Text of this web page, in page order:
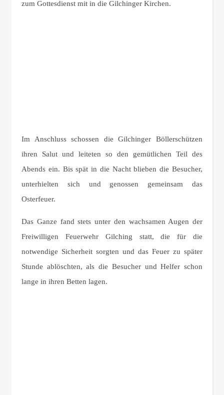
zum Gottesdienst mit in die Gilchinger Kirchen.
Im Anschluss schossen die Gilchinger Böllerschützen
ihren Salut und leiteten so den gemütlichen Teil des
Abends ein. Bis spät in die Nacht blieben die Besucher,
unterhielten sich und genossen gemeinsam das
Osterfeuer.
Das Ganze fand stets unter den wachsamen Augen der
Freiwilligen Feuerwehr Gilching statt, die für die
notwendige Sicherheit sorgten und das Feuer zu später
Stunde ablöschten, als die Besucher und Helfer schon
lange in ihren Betten lagen.